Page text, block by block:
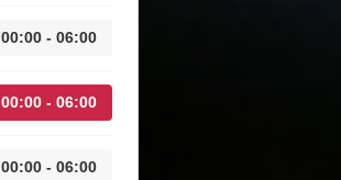
00:00 - 06:00
00:00 - 06:00
00:00 - 06:00